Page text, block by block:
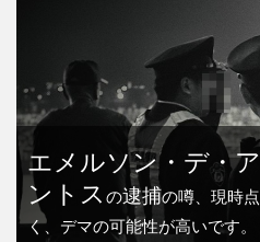
エメルソン・デ・
ントス の逮捕の噂、現時
く、デマの可能性が高いです。